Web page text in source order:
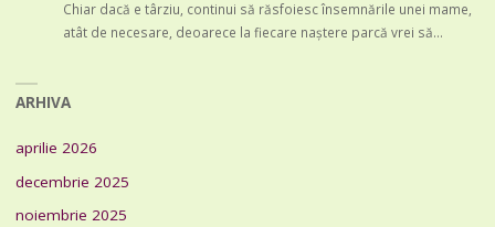
Chiar dacă e târziu, continui să răsfoiesc însemnările unei mame,
atât de necesare, deoarece la fiecare naștere parcă vrei să…
ARHIVA
aprilie 2026
decembrie 2025
noiembrie 2025